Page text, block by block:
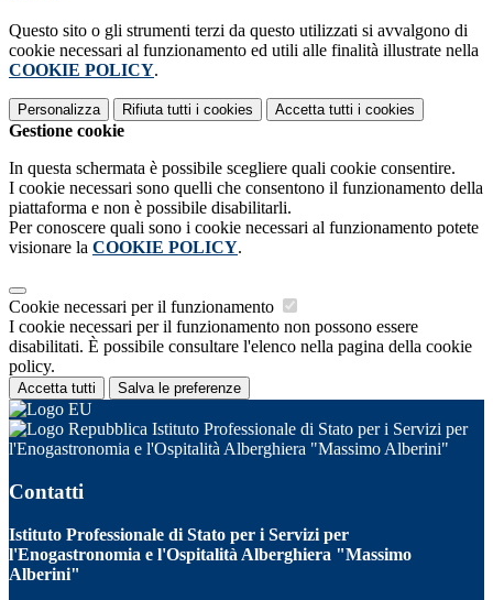
Questo sito o gli strumenti terzi da questo utilizzati si avvalgono di
cookie necessari al funzionamento ed utili alle finalità illustrate nella
COOKIE POLICY.
Personalizza Rifiuta tutti i cookies Accetta tutti i cookies
Gestione cookie
In questa schermata è possibile scegliere quali cookie consentire.
I cookie necessari sono quelli che consentono il funzionamento della
piattaforma e non è possibile disabilitarli.
Per conoscere quali sono i cookie necessari al funzionamento potete
visionare la COOKIE POLICY.
Cookie necessari per il funzionamento
I cookie necessari per il funzionamento non possono essere
disabilitati. È possibile consultare l'elenco nella pagina della cookie
policy.
Accetta tutti Salva le preferenze
Istituto Professionale di Stato per i Servizi per
l'Enogastronomia e l'Ospitalità Alberghiera "Massimo Alberini"
Contatti
Istituto Professionale di Stato per i Servizi per
l'Enogastronomia e l'Ospitalità Alberghiera "Massimo
Alberini"